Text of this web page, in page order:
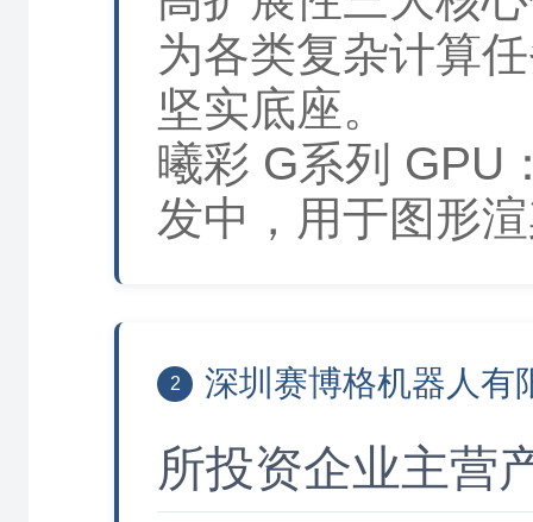
为各类复杂计算
坚实底座。
曦彩 G系列 GPU
发中，用于图形
2 深圳赛博格机器人有
所投资企业主营